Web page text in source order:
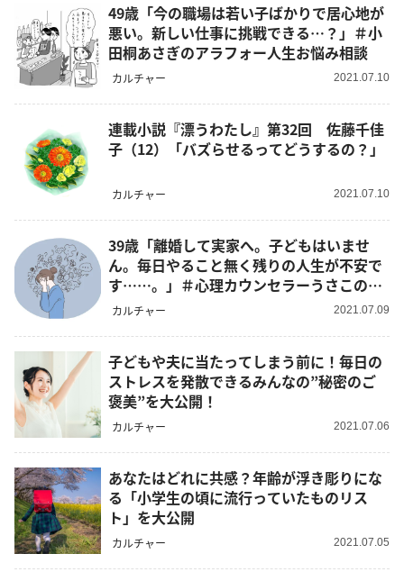
49歳「今の職場は若い子ばかりで居心地が
悪い。新しい仕事に挑戦できる…？」＃小
田桐あさぎのアラフォー人生お悩み相談
カルチャー 2021.07.10
連載小説『漂うわたし』第32回 佐藤千佳
子（12）「バズらせるってどうするの？」
カルチャー 2021.07.10
39歳「離婚して実家へ。子どもはいませ
ん。毎日やること無く残りの人生が不安で
す……。」＃心理カウンセラーうさこの心
を軽くする考え方
カルチャー 2021.07.09
子どもや夫に当たってしまう前に！毎日の
ストレスを発散できるみんなの”秘密のご
褒美”を大公開！
カルチャー 2021.07.06
あなたはどれに共感？年齢が浮き彫りにな
る「小学生の頃に流行っていたものリス
ト」を大公開
カルチャー 2021.07.05